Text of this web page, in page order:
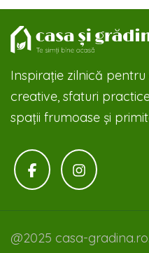
Inspirație zilnică pentru
creative, sfaturi
spații frumoase și
@2025 casa-